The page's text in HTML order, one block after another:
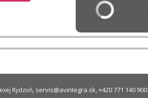
Rydzoň, servis@avintegra.sk, +420 771 140 900